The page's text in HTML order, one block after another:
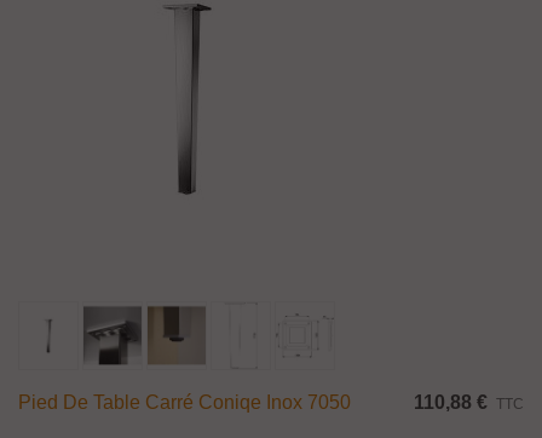
Pied De Table Carré Coniqe Inox 7050 110,88 € TTC